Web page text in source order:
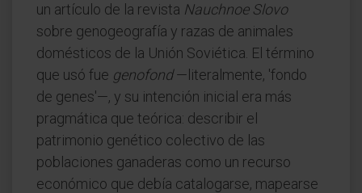
un artículo de la revista Nauchnoe Slovo
sobre genogeografía y razas de animales
domésticos de la Unión Soviética. El término
que usó fue genofond—literalmente, 'fondo
de genes'—, y su intención inicial era más
pragmática que teórica: describir el
patrimonio genético colectivo de las
poblaciones ganaderas como un recurso
económico que debía catalogarse, mapearse